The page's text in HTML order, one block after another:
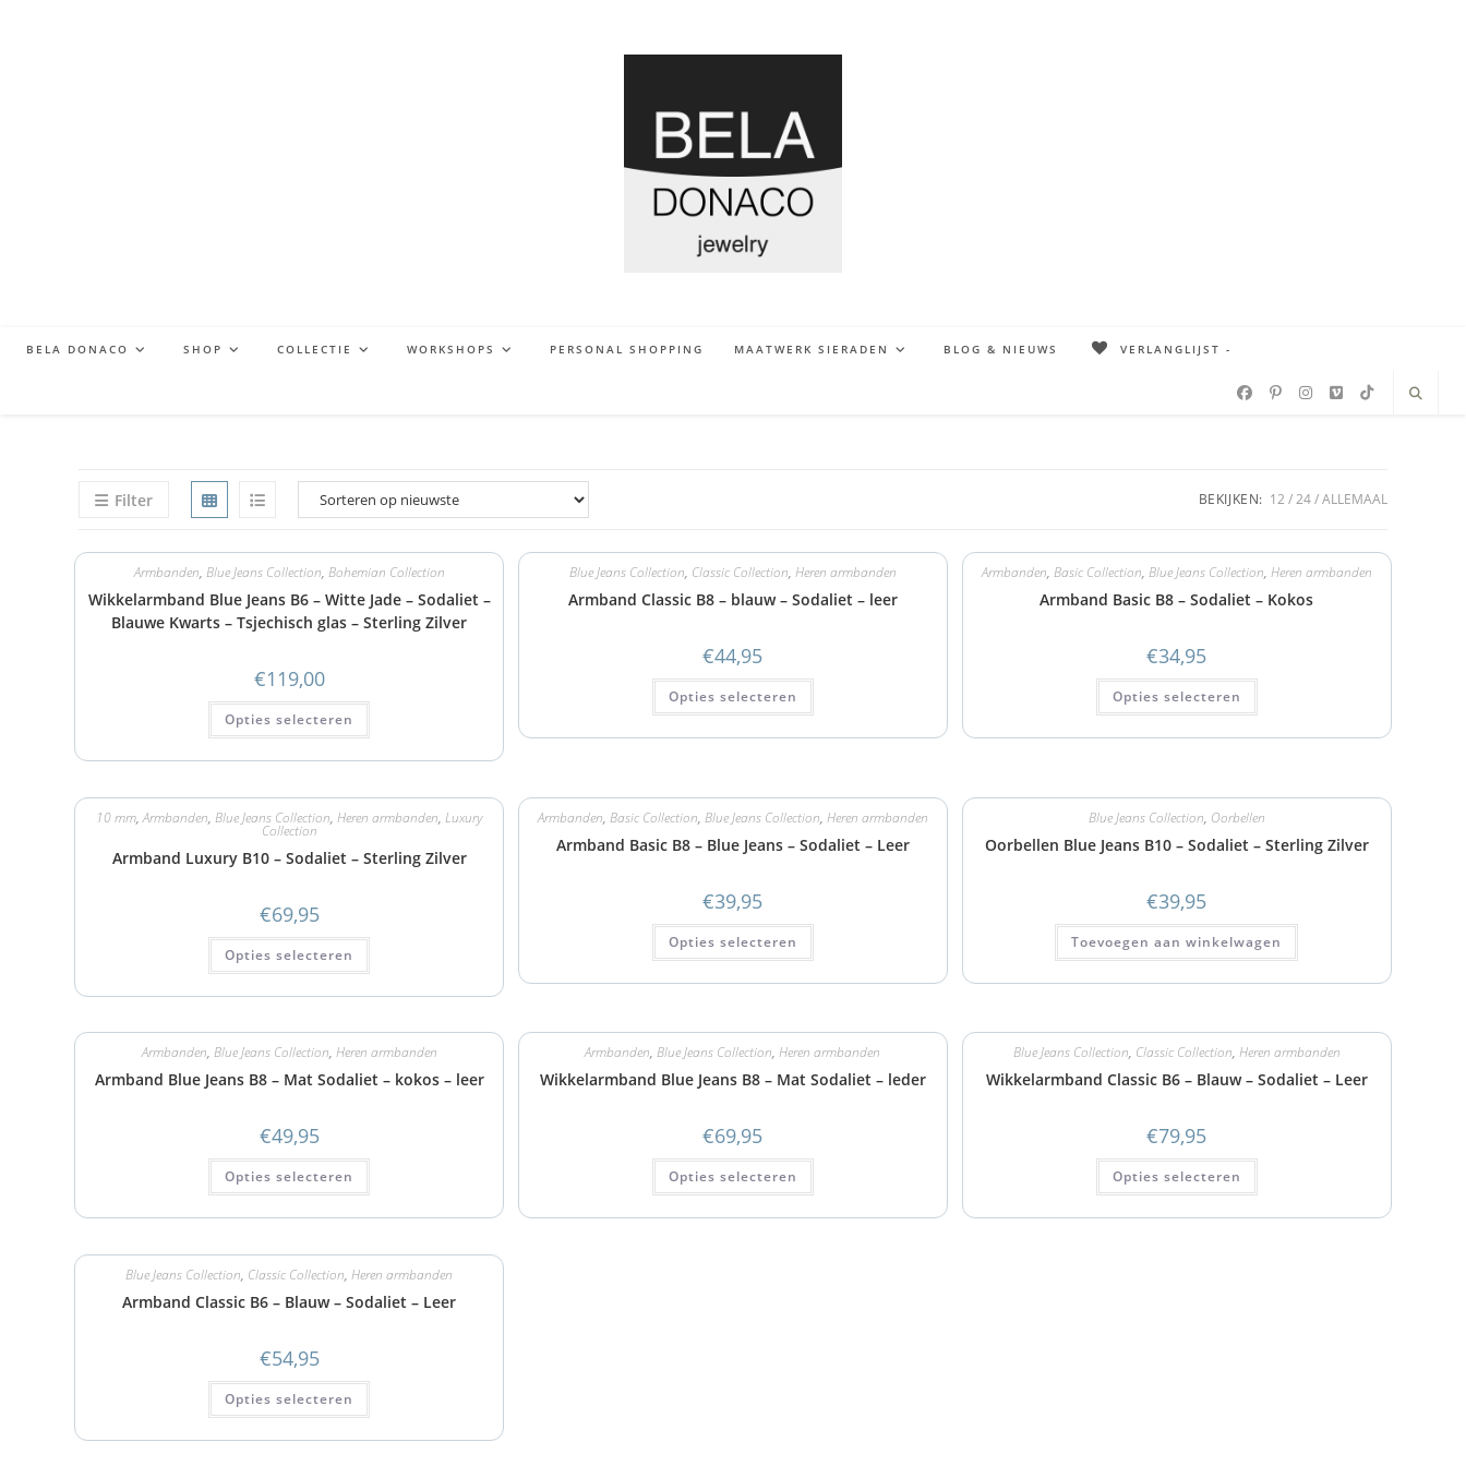
BELA DONACO SHOP COLLECTIE WORKSHOPS PERSONAL SHOPPING MAATWERK SIERADEN BLOG & NIEUWS VERLANGLIJST -
Filter BEKIJKEN: 12 24 ALLEMAAL
Armbanden, Blue Jeans Collection, Bohemian Collection
Wikkelarmband Blue Jeans B6 – Witte Jade – Sodaliet –
Blauwe Kwarts – Tsjechisch glas – Sterling Zilver
€119,00
Opties selecteren
Blue Jeans Collection, Classic Collection, Heren armbanden
Armband Classic B8 – blauw – Sodaliet – leer
€44,95
Opties selecteren
Armbanden, Basic Collection, Blue Jeans Collection, Heren armbanden
Armband Basic B8 – Sodaliet – Kokos
€34,95
Opties selecteren
10 mm,Armbanden,Blue Jeans Collection,Heren armbanden,Luxury
Collection
Armband Luxury B10 – Sodaliet – Sterling Zilver
€69,95
Opties selecteren
Armbanden, Basic Collection, Blue Jeans Collection, Heren armbanden
Armband Basic B8 – Blue Jeans – Sodaliet – Leer
€39,95
Opties selecteren
Blue Jeans Collection, Oorbellen
Oorbellen Blue Jeans B10 – Sodaliet – Sterling Zilver
€39,95
Toevoegen aan winkelwagen
Armbanden, Blue Jeans Collection, Heren armbanden
Armband Blue Jeans B8 – Mat Sodaliet – kokos – leer
€49,95
Opties selecteren
Armbanden,Blue Jeans Collection,Heren armbanden
Wikkelarmband Blue Jeans B8 – Mat Sodaliet – leder
€69,95
Opties selecteren
Blue Jeans Collection, Classic Collection, Heren armbanden
Wikkelarmband Classic B6 – Blauw – Sodaliet – Leer
€79,95
Opties selecteren
Blue Jeans Collection, Classic Collection,Heren armbanden
Armband Classic B6 – Blauw – Sodaliet – Leer
€54,95
Opties selecteren